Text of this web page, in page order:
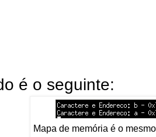
é o seguinte:
Mapa de memória é o